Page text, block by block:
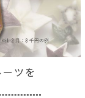
ツを